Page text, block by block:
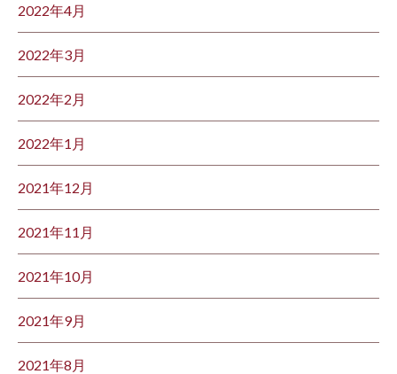
2022年4月
2022年3月
2022年2月
2022年1月
2021年12月
2021年11月
2021年10月
2021年9月
2021年8月